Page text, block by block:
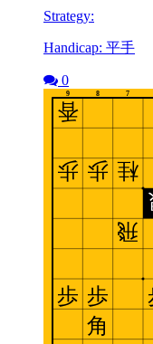
Strategy:
Handicap: 平手
0